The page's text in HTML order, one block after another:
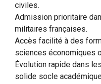
civiles.
Admission prioritaire
militaires françaises.
Accès facilité à des
sciences économiques
Évolution rapide dans
solide socle